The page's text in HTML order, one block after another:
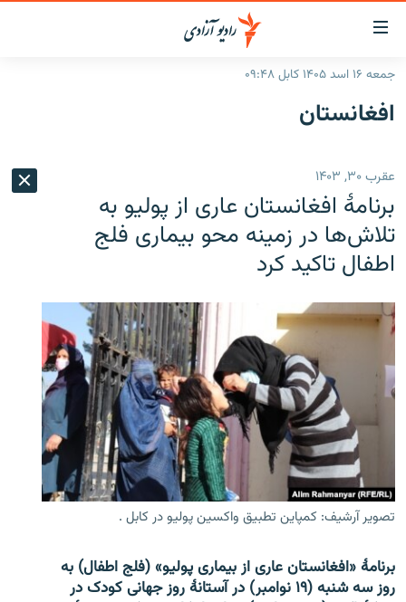
لینک‌های
قابل
دسترسی
بازگشت
بازگشت
منوی
اصلی
مراجعه
صفحه
جستجو
صفحه نخست
گزارش‌ها
منطقه
شرق میانه
جهان
افغانستان
جهان
جدول نشرات
مصاحبه‌ها
برنامه‌ها
ورزش
بحران مهاجرت
'کووید-۱۹'
تماس
صفحه پشتو
Azadi English
جمعه ۱۶ اسد ۱۴۰۵ کابل ۰۹:۴۸
افغانستان
عقرب ۳۰, ۱۴۰۳
برنامهٔ افغانستان عاری از پولیو به
تلاش‌ها در زمینه محو بیماری فلج
اطفال تاکید کرد
تصویر آرشیف: کمپاین تطبیق واکسین پولیو در کابل .
برنامۀ «افغانستان عاری از بیماری پولیو» (فلج اطفال) به
روز سه شنبه (۱۹ نوامبر) در آستانۀ روز جهانی کودک در